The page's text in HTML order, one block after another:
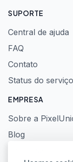
SUPORTE
Central de ajuda
FAQ
Contato
Status do serviço
EMPRESA
Sobre a
Blog